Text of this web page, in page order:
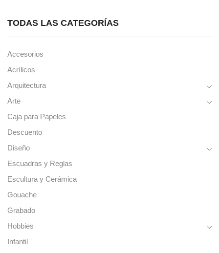
MOLOTOW
TODAS LAS CATEGORÍAS
Accesorios
Acrílicos
Arquitectura
Arte
Caja para Papeles
Descuento
Diseño
Escuadras y Reglas
Escultura y Cerámica
Gouache
Grabado
Hobbies
Infantil